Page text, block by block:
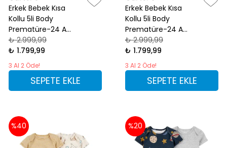
Erkek Bebek Kısa
Kollu 5li Body
Prematüre-24 Ay
Desenli
₺ 2.999,99
₺ 1.799,99
3 Al 2 Öde!
SEPETE EKLE
Erkek Bebek Kısa
Kollu 5li Body
Prematüre-24 Ay
Desenli
₺ 2.999,99
₺ 1.799,99
3 Al 2 Öde!
SEPETE EKLE
%40 %20